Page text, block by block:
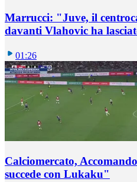
Marrucci: "Juve, il
davanti Vlahovic ha
01:26
Calciomercato,
succede con Lukaku"